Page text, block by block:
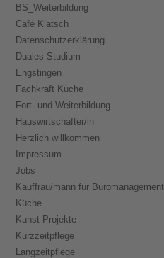
BS_Weiterbildung
Café Klatsch
Datenschutzerklärung
Duales Studium
Engstingen
Fachkraft Küche
Fort- und Weiterbildung
Hauswirtschafter/in
Herzlich willkommen
Impressum
Jobs
Kauffrau/mann für Büromanagement
Küche
Kunst-Projekte
Kurzzeitpflege
Langzeitpflege